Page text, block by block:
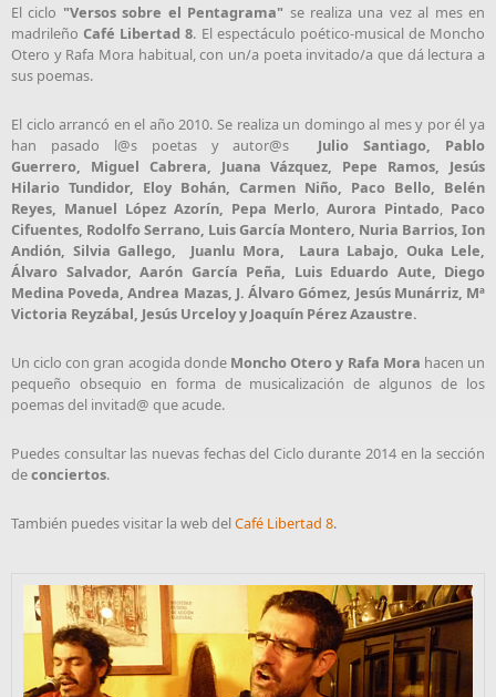
El ciclo "Versos sobre el Pentagrama" se realiza una vez al mes en
madrileñoCafé Libertad 8. El espectáculo poético-musical de Moncho
Otero y Rafa Mora habitual, con un/a poeta invitado/a que dá lectura a
sus poemas.
El ciclo arrancó en el año 2010. Se realiza un domingo al mes y por él ya
han pasado l@s poetas y autor@s Julio Santiago, Pablo
Guerrero, Miguel Cabrera, Juana Vázquez, Pepe Ramos, Jesús
Hilario Tundidor, Eloy Bohán, Carmen Niño, Paco Bello, Belén
Reyes, Manuel López Azorín, Pepa Merlo,Aurora Pintado, Paco
Cifuentes, Rodolfo Serrano, Luis García Montero, Nuria Barrios, Ion
Andión, Silvia Gallego,
Juanlu Mora, Laura Labajo, Ouka Lele,
Álvaro Salvador, Aarón García Peña, Luis Eduardo Aute, Diego
Medina Poveda, Andrea Mazas, J.Álvaro Gómez, Jesús Munárriz, Mª
Victoria Reyzábal, Jesús Urceloy y Joaquín Pérez Azaustre.
Un ciclo con gran acogida donde Moncho Otero y Rafa Mora hacen un
pequeño obsequio en forma de musicalización de algunos de los
poemas del invitad@ que acude.
Puedes consultar las nuevas fechas del Ciclo durante 2014 en la sección
deconciertos.
También puedes visitar la web delCafé Libertad 8.